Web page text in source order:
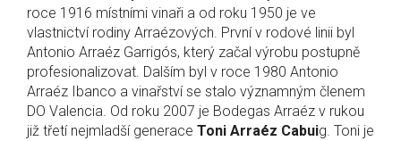
roce 1916 místními vinaři a od roku 1950 je ve
vlastnictví rodiny Arraézových. První v rodové linii byl
Antonio Arraéz Garrigós, který začal výrobu postupně
profesionalizovat. Dalším byl v roce 1980 Antonio
Arraéz Ibanco a vinařství se stalo významným členem
DO Valencia. Od roku 2007 je Bodegas Arraéz v rukou
již třetí nejmladší generace Toni Arraéz Cabuig. Toni je